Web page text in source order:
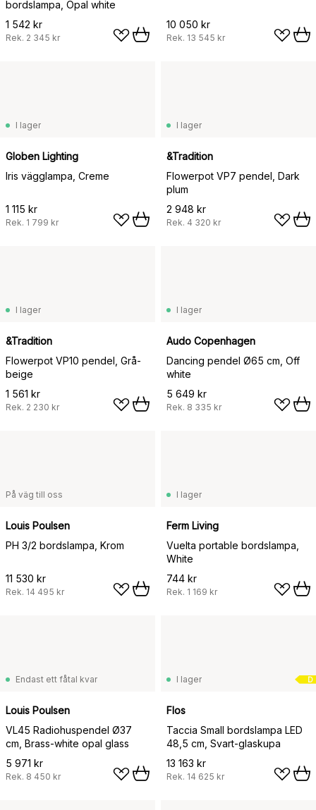
bordslampa, Opal white
1 542 kr
Rek. 2 345 kr
10 050 kr
Rek. 13 545 kr
I lager
Globen Lighting
Iris vägglampa, Creme
1 115 kr
Rek. 1 799 kr
I lager
&Tradition
Flowerpot VP7 pendel, Dark
plum
2 948 kr
Rek. 4 320 kr
I lager
&Tradition
Flowerpot VP10 pendel, Grå-
beige
1 561 kr
Rek. 2 230 kr
I lager
Audo Copenhagen
Dancing pendel Ø65 cm, Off
white
5 649 kr
Rek. 8 335 kr
På väg till oss
Louis Poulsen
PH 3/2 bordslampa, Krom
11 530 kr
Rek. 14 495 kr
I lager
Ferm Living
Vuelta portable bordslampa,
White
744 kr
Rek. 1 169 kr
Endast ett fåtal kvar
Louis Poulsen
VL45 Radiohuspendel Ø37
cm, Brass-white opal glass
5 971 kr
Rek. 8 450 kr
D
I lager
Flos
Taccia Small bordslampa LED
48,5 cm, Svart-glaskupa
13 163 kr
Rek. 14 625 kr